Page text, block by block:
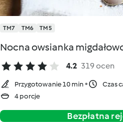
TM7 TM6 TM5
Nocna owsianka
4.2 319 ocen
Przygotowanie 10 min
Czas
4 porcje
Bezpłatna